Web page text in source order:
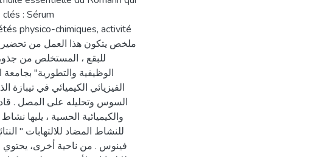
: Sérum
physico-chimiques, activité
للبقع ، المستخلص من
الوظيفية والتطورية"
الفيزيائي الكيميائي في
السوس وتحليله على المصل .
والكيميائية الحسية ، يليها
للنشاط المضاد للالتهابات "
فينوس . من ناحية أخرى،